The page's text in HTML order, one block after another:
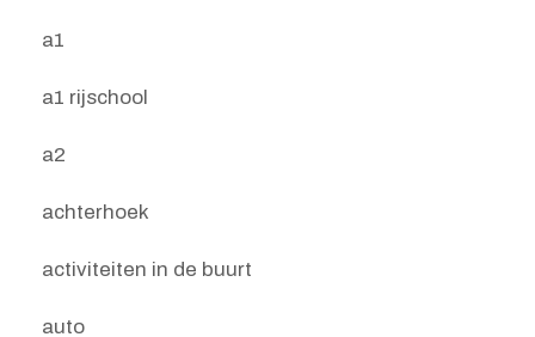
a1
a1 rijschool
a2
achterhoek
activiteiten in de buurt
auto